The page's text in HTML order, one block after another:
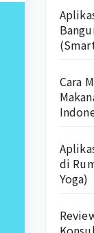
Cara
di
Yoga)